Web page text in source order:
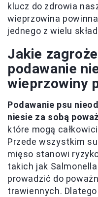
klucz do zdrowia
wieprzowina
jednego z wielu
Jakie
podawanie
wieprzowiny
Podawanie psu
niesie za sobą
które mogą
Przede wszystkim
mięso stanowi
takich jak
prowadzić do
trawiennych.